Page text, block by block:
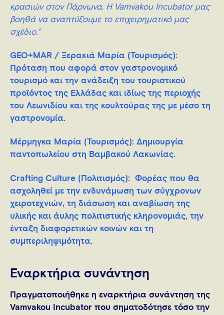
κρασιών στον Πάρνωνα. Η Vamvakou Incubator μας
βοηθά να αναπτύξουμε το επιχειρηματικό μας
σχέδιο.”
GEO+MAR / Ξερακιά Μαρία (Τουρισμός):
Πρόταση που αφορά στον γαστρονομικό
τουρισμό και την ανάδειξη του τουριστικού
προϊόντος της Ελλάδας και ιδίως της περιοχής
του Λεωνιδίου και της κουλτούρας της με μέσο τη
γαστρονομία.
Μέρμηγκα Μαρία (Τουρισμός): Δημιουργία
παντοπωλείου στη Βαμβακού Λακωνίας.
Crafting Culture (Πολιτισμός): Φορέας που θα
ασχοληθεί με την ενδυνάμωση των σύγχρονων
χειροτεχνιών, τη διάσωση και αναβίωση της
υλικής και άυλης πολιτιστικής κληρονομιάς, την
ένταξη διαφορετικών κοινών και τη
συμπεριληψιμότητα.
Εναρκτήρια συνάντηση
Πραγματοποιήθηκε η εναρκτήρια συνάντηση της
Vamvakou Incubator που σηματοδότησε τόσο την